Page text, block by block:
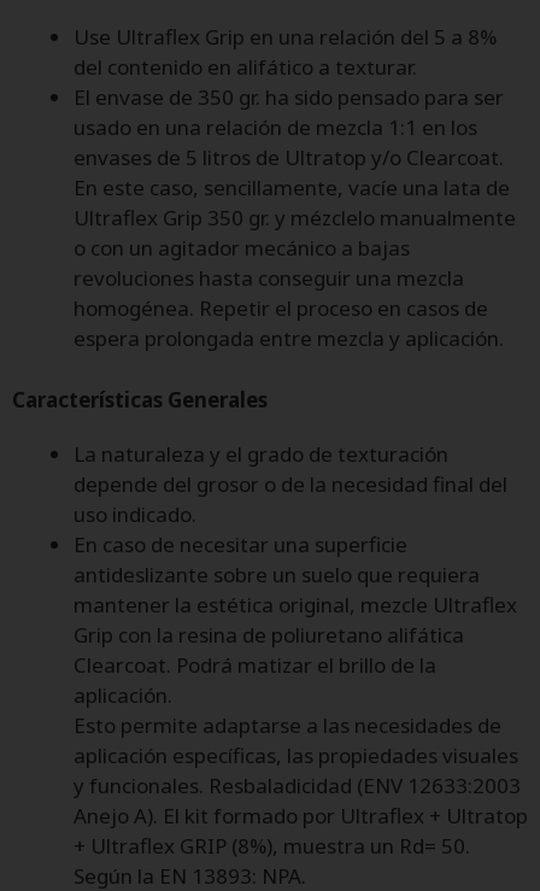
Use Ultraflex Grip en una relación del 5 a 8%
del contenido en alifático a texturar.
El envase de 350 gr. ha sido pensado para ser
usado en una relación de mezcla 1:1 en los
envases de 5 litros de Ultratop y/o Clearcoat.
En este caso, sencillamente, vacíe una lata de
Ultraflex Grip 350 gr. y mézclelo manualmente
o con un agitador mecánico a bajas
revoluciones hasta conseguir una mezcla
homogénea. Repetir el proceso en casos de
espera prolongada entre mezcla y aplicación.
Características Generales
La naturaleza y el grado de texturación
depende del grosor o de la necesidad final del
uso indicado.
En caso de necesitar una superficie
antideslizante sobre un suelo que requiera
mantener la estética original, mezcle Ultraflex
Grip con la resina de poliuretano alifática
Clearcoat. Podrá matizar el brillo de la
aplicación.
Esto permite adaptarse a las necesidades de
aplicación específicas, las propiedades visuales
y funcionales. Resbaladicidad (ENV 12633:2003
Anejo A). El kit formado por Ultraflex + Ultratop
+ Ultraflex GRIP (8%), muestra un Rd= 50.
Según la EN 13893: NPA.